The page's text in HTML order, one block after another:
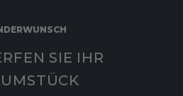
SIE IHR